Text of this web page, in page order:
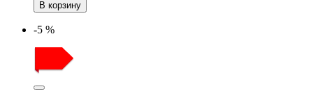
В корзину
-5 %